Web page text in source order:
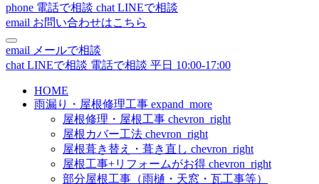
phone 電話で相談 chat LINEで相談
email お問い合わせはこちら
email メールで相談
chat LINEで相談 電話で相談 平日 10:00-17:00
HOME
雨漏り・屋根修理工事 expand_more
屋根修理・屋根工事 chevron_right
屋根カバー工法 chevron_right
屋根葺き替え・葺き直し chevron_right
屋根工事+リフォームがお得 chevron_right
部分屋根工事（雨樋・天窓・瓦工事等）